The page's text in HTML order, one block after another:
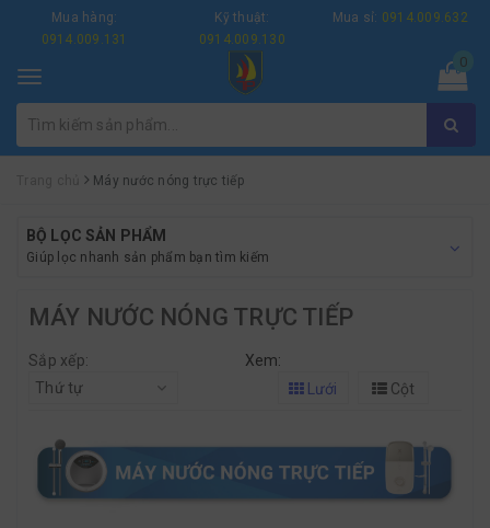
Mua hàng:
0914.009.131
Kỹ thuật:
0914.009.130
Mua sỉ: 0914.009.632
Toggle
navigation
0
Máy nước nóng trực tiếp
BỘ LỌC SẢN PHẨM
Giúp lọc nhanh sản phẩm bạn tìm kiếm
MÁY NƯỚC NÓNG TRỰC TIẾP
Sắp xếp:
Thứ tự
Xem:
Lưới
Cột